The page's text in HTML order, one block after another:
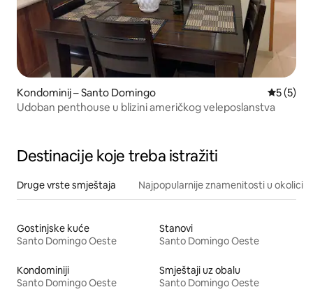
Kondominij – Santo Domingo
5 (5)
Udoban penthouse u blizini američkog veleposlanstva
Destinacije koje treba istražiti
Druge vrste smještaja Najpopularnije znamenitosti u okolici
Gostinjske kuće
Santo Domingo Oeste
Stanovi
Santo Domingo Oeste
Kondominiji
Santo Domingo Oeste
Smještaji uz obalu
Santo Domingo Oeste